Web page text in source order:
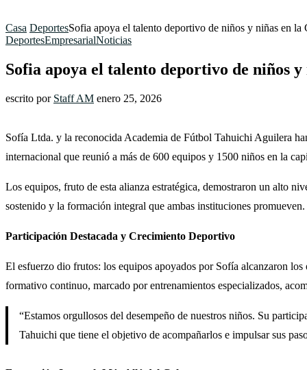
Casa DeportesSofia apoya el talento deportivo de niños y niñas en la
DeportesEmpresarialNoticias
Sofia apoya el talento deportivo de niños
escrito por Staff AM enero 25, 2026
Sofía Ltda. y la reconocida Academia de Fútbol Tahuichi Aguilera
internacional que reunió a más de 600 equipos y 1500 niños en la
Los equipos, fruto de esta alianza estratégica, demostraron un alto
sostenido y la formación integral que ambas instituciones promueven.
Participación Destacada y Crecimiento Deportivo
El esfuerzo dio frutos: los equipos apoyados por Sofía alcanzaron
formativo continuo, marcado por entrenamientos especializados,
“Estamos orgullosos del desempeño de nuestros niños. Su
Tahuichi que tiene el objetivo de acompañarlos e impulsar sus